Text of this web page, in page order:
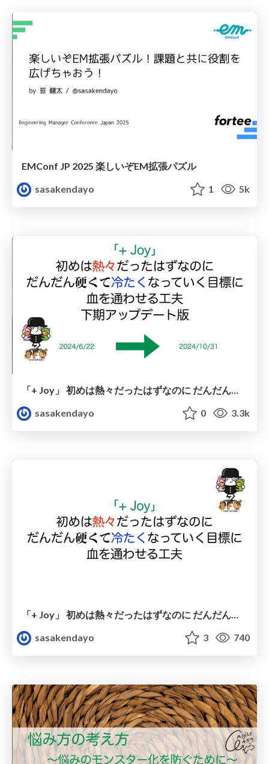
EMConf JP 2025 楽しいぞEM拡張パズル
sasakendayo
1 5k
「+ Joy」 初めは熱々だったはずなのに だんだん硬くて冷たくなっていく目標に 血を通わせる工夫_2024年度下期アップデート版
sasakendayo
0 3.3k
sasakendayo
3 740